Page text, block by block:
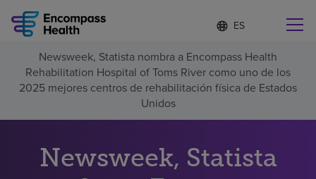
Lista
de
idiomas
contraída
d
o
m
a
c
c
Encuentre una localidad cerca de usted
Newsweek, Statista nombra a Encompass Health
Rehabilitation Hospital of Toms River como uno de los
2025 mejores centros de rehabilitación física de Estados
Unidos
Newsweek, Statista